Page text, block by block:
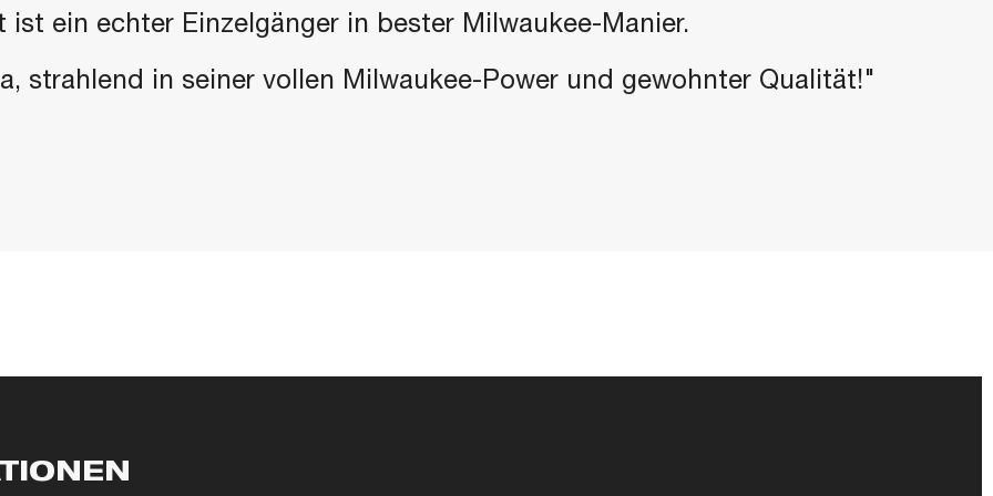
ist ein echter Einzelgänger in bester Milwaukee-Manier.
strahlend in seiner vollen Milwaukee-Power und gewohnter Qualität!"